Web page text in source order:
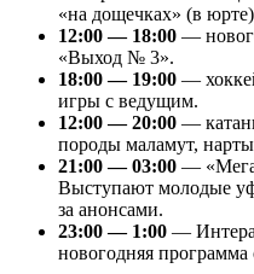
«на дощечках» (в
12:00 — 18:00 —
«Выход № 3».
18:00 — 19:00 —
игры с ведущим.
12:00 — 20:00 —
породы маламут,
21:00 — 03:00 —
Выступают молодые
за анонсами.
23:00 — 1:00 —
новогодняя программа